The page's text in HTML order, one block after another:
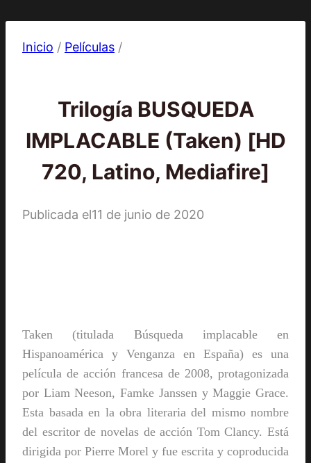
Inicio / Películas /
Trilogía BUSQUEDA
IMPLACABLE (Taken) [HD
720, Latino, Mediafire]
Publicada el11 de junio de 2020
Taken (titulada Búsqueda implacable en
Hispanoamérica y Venganza en España) es una
película de acción francesa de 2008, ​protagonizada
por Liam Neeson, Famke Janssen y Maggie Grace.
Esta basada en la obra literaria del mismo nombre
del escritor de novelas de acción Tom Clancy. Está
dirigida por Pierre Morel y fue escrita y coproducida